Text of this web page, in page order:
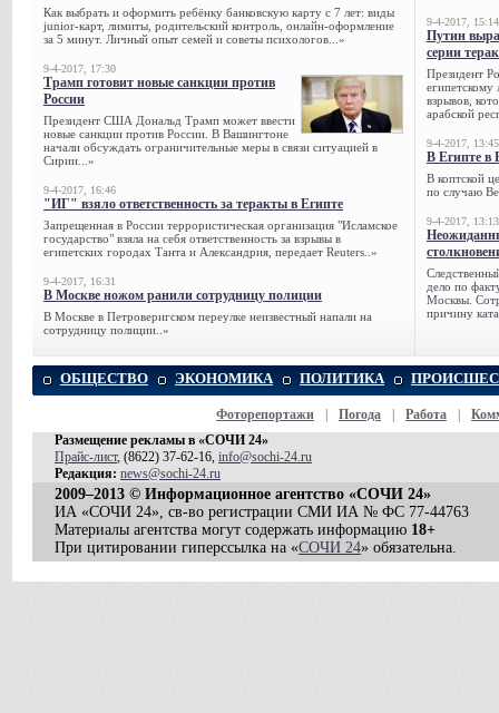
Как выбрать и оформить ребёнку банковскую карту с 7 лет: виды
junior-карт, лимиты, родительский контроль, онлайн-оформление
за 5 минут. Личный опыт семей и советы психологов...»
9-4-2017, 17:30
Трамп готовит новые санкции против
России
Президент США Дональд Трамп может ввести
новые санкции против России. В Вашингтоне
начали обсуждать ограничительные меры в связи ситуацией в
Сирии...»
9-4-2017, 16:46
"ИГ" взяло ответственность за теракты в Египте
Запрещенная в России террористическая организация "Исламское
государство" взяла на себя ответственность за взрывы в
египетских городах Танта и Александрия, передает Reuters..»
9-4-2017, 16:31
В Москве ножом ранили сотрудницу полиции
В Москве в Петроверигском переулке неизвестный напали на
сотрудницу полиции..»
9-4-2017, 15:14
Путин
серии
Президент
египетскому
взрывов,
арабской
9-4-2017, 13:45
В Египте в
В коптской
по случаю
9-4-2017, 13:13
дело по
Москвы.
причину
ОБЩЕСТВО ЭКОНОМИКА ПОЛИТИКА
Фоторепортажи Погода Работа
Размещение рекламы в «СОЧИ 24»
Прайс-лист, (8622) 37-62-16, info@sochi-24.ru
Редакция: news@sochi-24.ru
2009–2013 © Информационное агентство «СОЧИ 24»
ИА «СОЧИ 24», св-во регистрации СМИ ИА № ФС 77-44763
Материалы агентства могут содержать информацию 18+
При цитировании гиперссылка на «СОЧИ 24» обязательна.